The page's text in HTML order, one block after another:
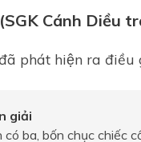
Cánh Diều
phát hiện ra điều
giải
có ba, bốn chục chiếc